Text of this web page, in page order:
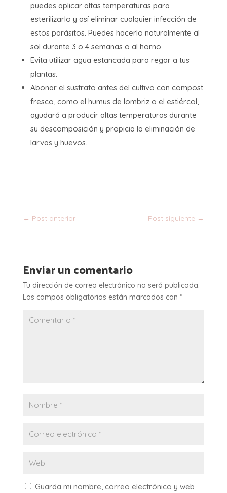
puedes aplicar altas temperaturas para
esterilizarlo y así eliminar cualquier infección de
estos parásitos. Puedes hacerlo naturalmente al
sol durante 3 o 4 semanas o al horno.
Evita utilizar agua estancada para regar a tus
plantas.
Abonar el sustrato antes del cultivo con compost
fresco, como el humus de lombriz o el estiércol,
ayudará a producir altas temperaturas durante
su descomposición y propicia la eliminación de
larvas y huevos.
← Post anterior Post siguiente →
Enviar un comentario
Tu dirección de correo electrónico no será publicada.
Los campos obligatorios están marcados con *
Guarda mi nombre, correo electrónico y web